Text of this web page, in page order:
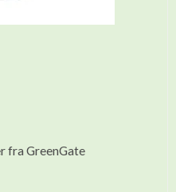
fra GreenGate